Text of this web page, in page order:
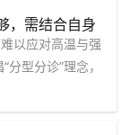
，需结合自身
坚持白癜风分
以应对高温与强
型分诊”理念，